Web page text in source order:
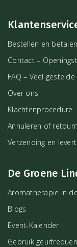
Bestellen en betalen
Contact –
FAQ – Veel gestelde
Over ons
Klachtenprocedure
Annuleren of
Verzending en
De Groene
Aromatherapie in
Blogs
Event-Kalender
Gebruik